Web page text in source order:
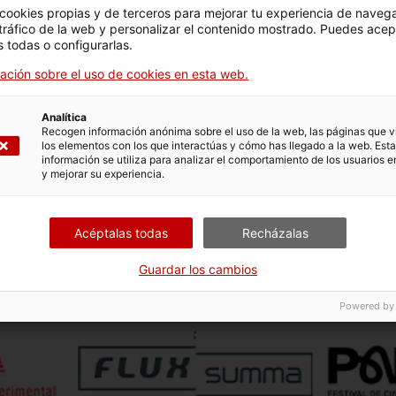
interesada en los aspectos ficcionales del documental,
poéticas inherentes a la imagen en movimiento y las
del Movimiento Africano de Liberación en Guinea-
las propuestas de:
propias y de terceros para mejorar tu experiencia de
de la web y personalizar el contenido mostrado. Puedes
todas o configurarlas.
sobre el uso de cookies en esta web.
Analítica
Recogen información anónima sobre el uso de la web, las páginas que
los elementos con los que interactúas y cómo has llegado a la web. Esta
información se utiliza para analizar el comportamiento de los usuarios
y mejorar su experiencia.
Acéptalas todas Recházalas
Guardar los cambios
Powered by